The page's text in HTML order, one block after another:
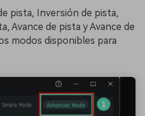
pista, Inversión de pista,
Avance de pista y Avance de
modos disponibles para